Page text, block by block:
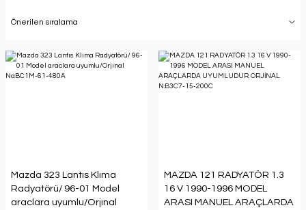
Mazda 323 Lantıs Klıma
Radyatörü/ 96-01 Model
araclara uyumlu/Orjınal
MAZDA 121 RADYATÖR 1.3
16 V 1990-1996 MODEL
ARASI MANUEL ARAÇLARDA